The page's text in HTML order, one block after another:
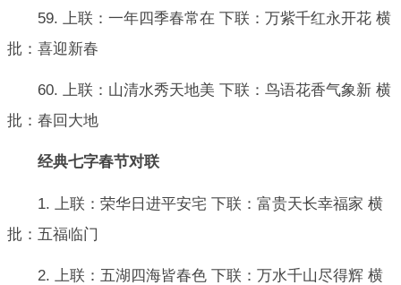
59. 上联：一年四季春常在 下联：万紫千红永开花 横
批：喜迎新春
60. 上联：山清水秀天地美 下联：鸟语花香气象新 横
批：春回大地
经典七字春节对联
1. 上联：荣华日进平安宅 下联：富贵天长幸福家 横
批：五福临门
2. 上联：五湖四海皆春色 下联：万水千山尽得辉 横